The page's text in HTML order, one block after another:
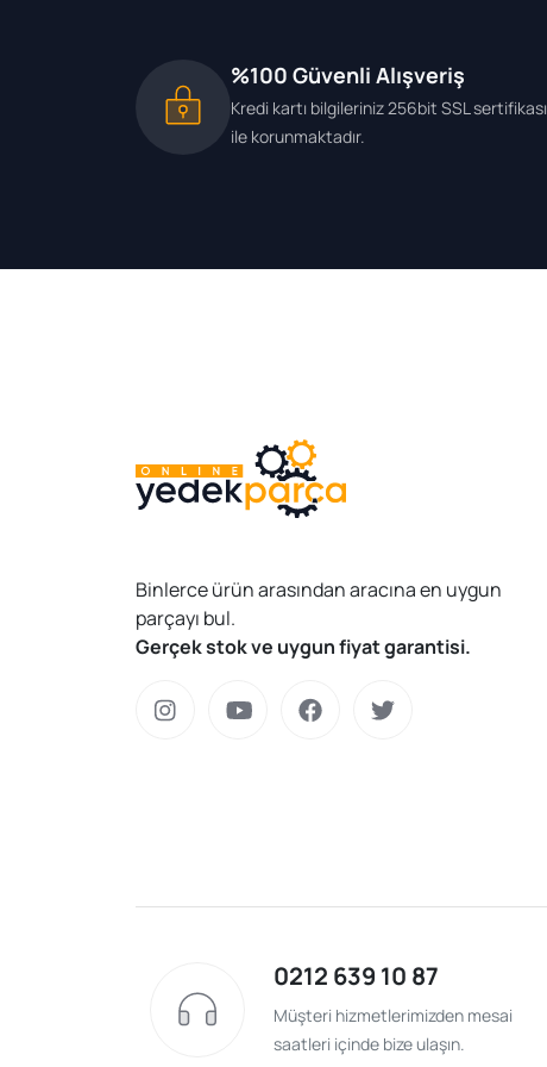
%100 Güvenli Alışveriş
Kredi kartı bilgileriniz 256bit SSL sertifikası
ile korunmaktadır.
Binlerce ürün arasından aracına en uygun
parçayı bul.
Gerçek stok ve uygun fiyat garantisi.
0212 639 10 87
Müşteri hizmetlerimizden mesai
saatleri içinde bize ulaşın.